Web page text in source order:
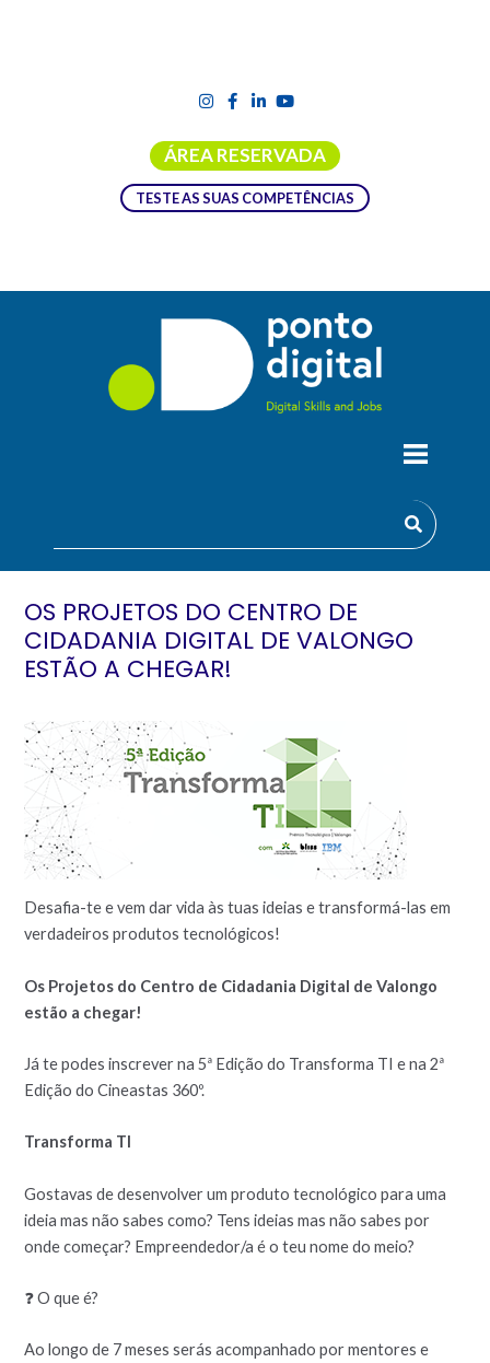
ÁREA RESERVADA
TESTE AS SUAS COMPETÊNCIAS
OS PROJETOS DO CENTRO DE
CIDADANIA DIGITAL DE VALONGO
ESTÃO A CHEGAR!
Desafia-te e vem dar vida às tuas ideias e transformá-las em
verdadeiros produtos tecnológicos!
Os Projetos do Centro de Cidadania Digital de Valongo
estão a chegar!
Já te podes inscrever na 5ª Edição do Transforma TI e na 2ª
Edição do Cineastas 360º.
Transforma TI
Gostavas de desenvolver um produto tecnológico para uma
ideia mas não sabes como? Tens ideias mas não sabes por
onde começar? Empreendedor/a é o teu nome do meio?
❓ O que é?
Ao longo de 7 meses serás acompanhado por mentores e